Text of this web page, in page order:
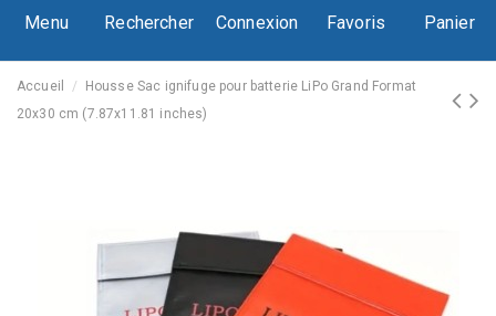
Menu Rechercher Connexion Favoris Panier
Accueil
Housse Sac ignifuge pour batterie LiPo Grand Format
20x30 cm (7.87x11.81 inches)